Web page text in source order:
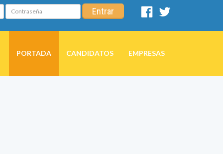
Contraseña Entrar
Facebook
PORTADA CANDIDATOS EMPRESAS